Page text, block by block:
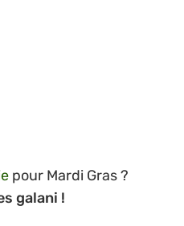
pour Mardi Gras ?
galani !